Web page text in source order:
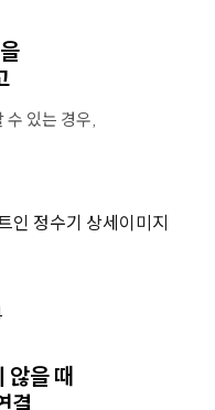
있는 경우,
않을 때
결